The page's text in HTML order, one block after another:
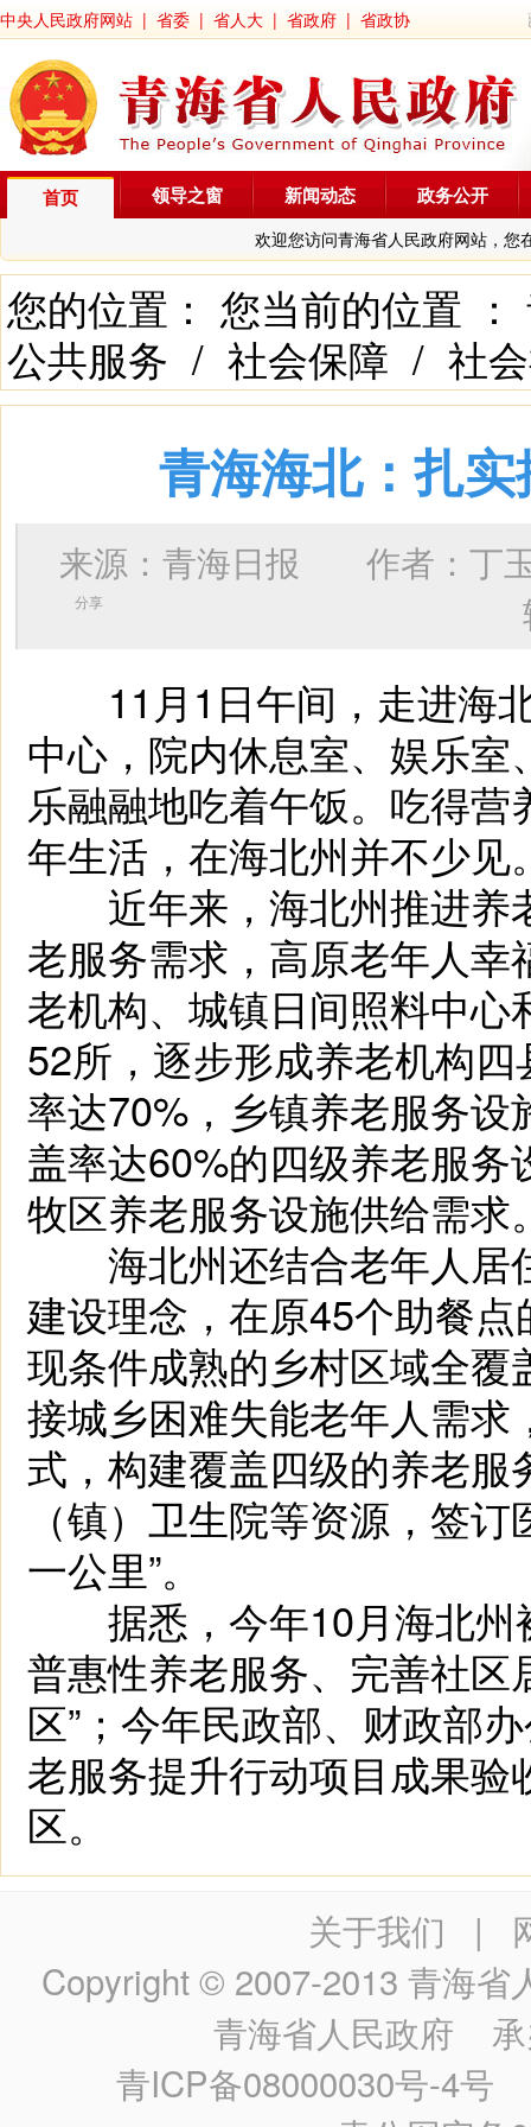
中央人民政府网站 | 省委 | 省人大 | 省政府 | 省政协
首页
欢迎您访问青海省人民政府网站，您
领导之窗 新闻动态 政务公开
您的位置： 您当前的位置 ：
公共服务 / 社会保障 / 社
青海海北：扎
来源：青海日报 作者：丁
分享
11月1日午间，走进海北
中心，院内休息室、娱乐
乐融融地吃着午饭。吃得
年生活，在海北州并不少见
近年来，海北州推进养
老服务需求，高原老年人
老机构、城镇日间照料中
52所，逐步形成养老机构
率达70%，乡镇养老服务
盖率达60%的四级养老服
牧区养老服务设施供给需求
海北州还结合老年人居
建设理念，在原45个助餐
现条件成熟的乡村区域全
接城乡困难失能老年人需求
式，构建覆盖四级的养老
（镇）卫生院等资源，签
一公里”。
据悉，今年10月海北州
普惠性养老服务、完善社
区”；今年民政部、财政部
老服务提升行动项目成果验
区。
关于我们 |
Copyright © 2007-2013 青海省
青海省人民政府 承
青ICP备08000030号-4号